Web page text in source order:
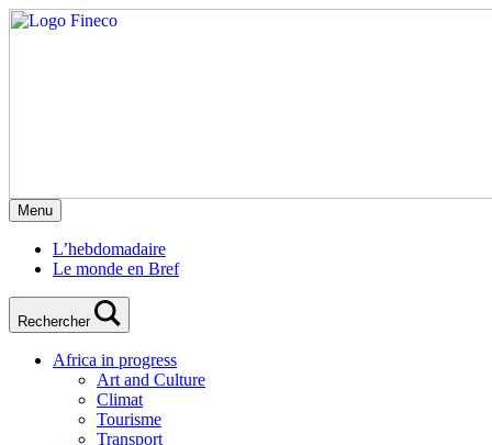
Menu
L’hebdomadaire
Le monde en Bref
Rechercher
Africa in progress
Art and Culture
Climat
Tourisme
Transport